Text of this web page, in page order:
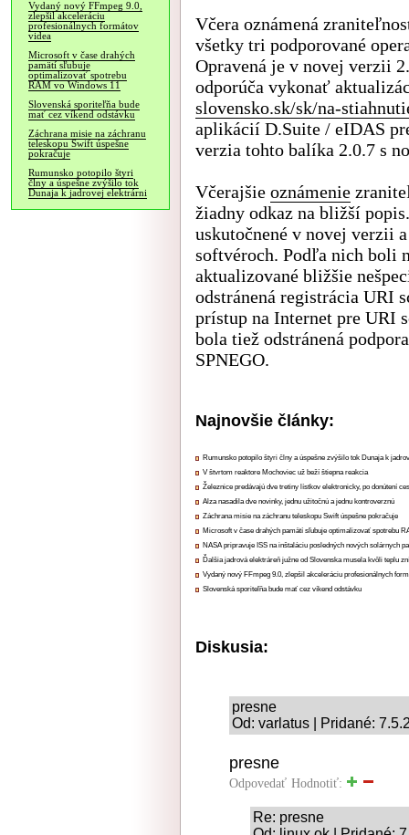
Vydaný nový FFmpeg 9.0,
zlepšil akceleráciu
profesionálnych formátov
videa
Microsoft v čase drahých
pamätí sľubuje
optimalizovať spotrebu
RAM vo Windows 11
Slovenská sporiteľňa bude
mať cez víkend odstávku
Záchrana misie na záchranu
teleskopu Swift úspešne
pokračuje
Rumunsko potopilo štyri
člny a úspešne zvýšilo tok
Dunaja k jadrovej elektrárni
Včera oznámená
všetky tri podporované
Opravená je v novej verzii
odporúča vykonať
slovensko.sk/sk/na-
aplikácií D.Suite / eIDAS
verzia tohto balíka 2.0.7 s
Včerajšie oznámenie
žiadny odkaz na bližší
uskutočnené v novej verzii
softvéroch. Podľa nich boli
aktualizované bližšie
odstránená registrácia URI
prístup na Internet pre URI
bola tiež odstránená
SPNEGO.
Najnovšie články:
Rumunsko potopilo štyri člny a úspešne zvýšilo tok Dunaja k
V štvrtom reaktore Mochoviec už beží štiepna reakcia
Železnice predávajú dve tretiny lístkov elektronicky, po donútení
Alza nasadila dve novinky, jednu užitočnú a jednu kontroverznú
Záchrana misie na záchranu teleskopu Swift úspešne pokračuje
Microsoft v čase drahých pamätí sľubuje optimalizovať spotrebu
NASA pripravuje ISS na inštaláciu posledných nových solárnych
Ďalšia jadrová elektráreň južne od Slovenska musela kvôli teplu
Vydaný nový FFmpeg 9.0, zlepšil akceleráciu profesionálnych
Slovenská sporiteľňa bude mať cez víkend odstávku
Diskusia:
presne
Od: varlatus | Pridané:
presne
Odpovedať Hodnotiť:
Re: presne